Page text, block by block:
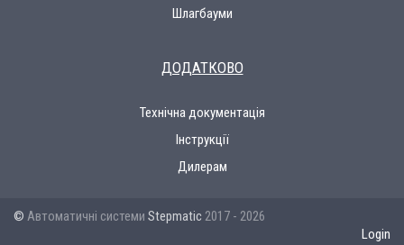
Шлагбауми
ДОДАТКОВО
Технічна документація
Інструкції
Дилерам
© Автоматичні системи Stepmatic 2017 - 2026
Login